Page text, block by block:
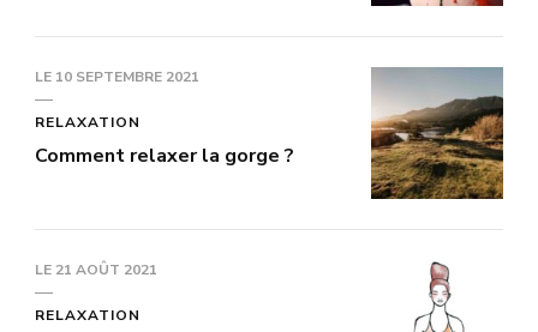
LE 10 SEPTEMBRE 2021
RELAXATION
Comment relaxer la gorge ?
LE 21 AOÛT 2021
RELAXATION